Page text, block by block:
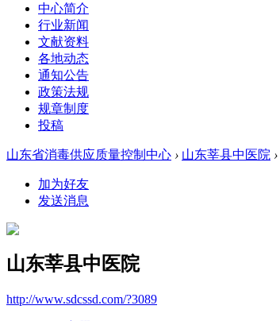
中心简介
行业新闻
文献资料
各地动态
通知公告
政策法规
规章制度
投稿
山东省消毒供应质量控制中心 › 山东莘县中医院 ›
加为好友
发送消息
山东莘县中医院
http://www.sdcssd.com/?3089